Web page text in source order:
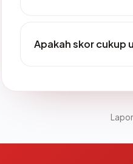
Apakah skor cukup